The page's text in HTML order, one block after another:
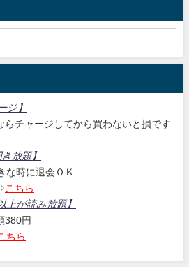
ジ 】
チャージしてから買わないと損です
き放題】
な時に退会ＯＫ
こちら
上が読み放題】
380円
ちら